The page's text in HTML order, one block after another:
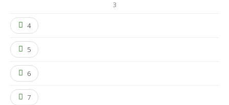
3
4
5
6
7